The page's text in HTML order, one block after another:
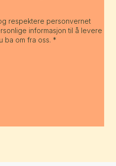
respektere personvernet
informasjon til å levere
ba om fra oss. *